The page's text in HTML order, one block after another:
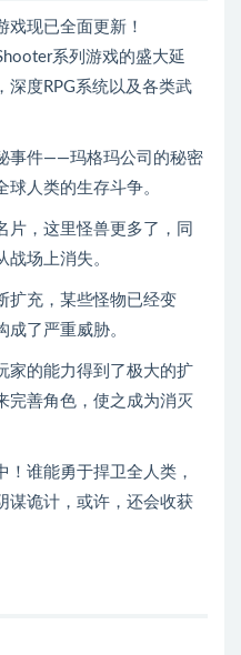
戏现已全面更新！
系列游戏的盛大延
深度RPG系统以及各类武
事件——玛格玛公司的秘密
人类的生存斗争。
片，这里怪兽更多了，同
场上消失。
扩充，某些怪物已经变
了严重威胁。
家的能力得到了极大的扩
完善角色，使之成为消灭
谁能勇于捍卫全人类，
谋诡计，或许，还会收获